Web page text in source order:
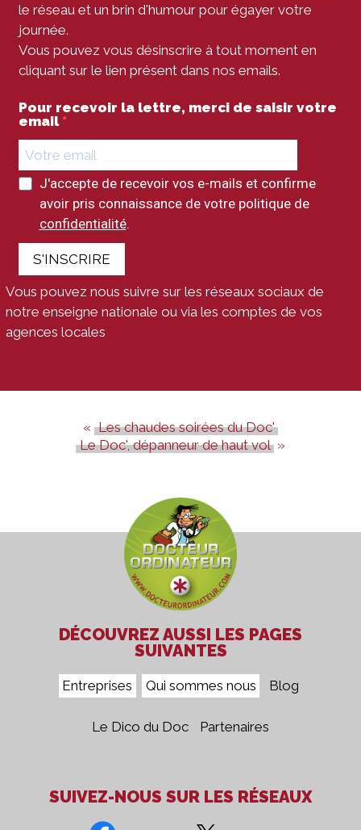
le réseau et un brin d'humour pour égayer votre
journée.
Vous pouvez vous désinscrire à tout moment en
cliquant sur le lien présent dans nos emails.
Pour recevoir la lettre, merci de saisir votre
email
J'accepte de recevoir vos e-mails et confirme
avoir pris connaissance de votre politique de
confidentialité.
S'INSCRIRE
Vous pouvez nous suivre sur les réseaux sociaux de
notre enseigne nationale ou via les comptes de vos
agences locales
Les chaudes soirées du Doc'
Le Doc', dépanneur de haut vol
DÉCOUVREZ AUSSI LES PAGES
SUIVANTES
Entreprises Qui sommes nous Blog
Le Dico du Doc Partenaires
SUIVEZ-NOUS SUR LES RÉSEAUX